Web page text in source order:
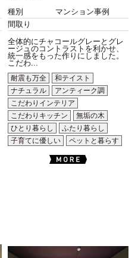
種別
マンション事例
間取り
全体的にチャコールグレーとグレ
ージュのコントラストを利かせ、
統一感をもった作りにしました。
こだわ...
耐震も万全
和テイスト
ナチュラル
アンティーク調
こだわりインテリア
こだわりキッチン
無垢の木
ひとり暮らし
ふたり暮らし
子育てに優しい
ペットと暮らす